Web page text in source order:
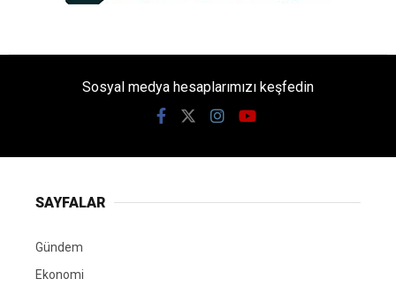
Sosyal medya hesaplarımızı keşfedin
SAYFALAR
Gündem
Ekonomi